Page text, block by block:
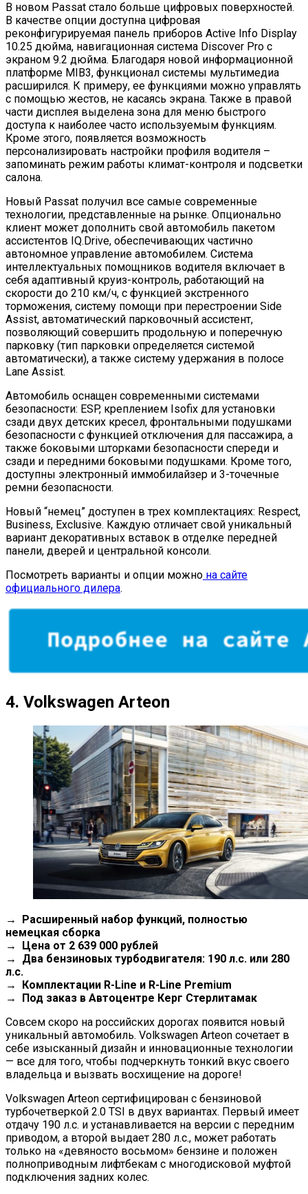
В новом Passat стало больше цифровых поверхностей.
В качестве опции доступна цифровая
реконфигурируемая панель приборов Active Info Display
10.25 дюйма, навигационная система Discover Pro с
экраном 9.2 дюйма. Благодаря новой информационной
платформе MIB3, функционал системы мультимедиа
расширился. К примеру, ее функциями можно управлять
с помощью жестов, не касаясь экрана. Также в правой
части дисплея выделена зона для меню быстрого
доступа к наиболее часто используемым функциям.
Кроме этого, появляется возможность
персонализировать настройки профиля водителя –
запоминать режим работы климат-контроля и подсветки
салона.
Новый Passat получил все самые современные
технологии, представленные на рынке. Опционально
клиент может дополнить свой автомобиль пакетом
ассистентов IQ.Drive, обеспечивающих частично
автономное управление автомобилем. Система
интеллектуальных помощников водителя включает в
себя адаптивный круиз-контроль, работающий на
скорости до 210 км/ч, с функцией экстренного
торможения, систему помощи при перестроении Side
Assist, автоматический парковочный ассистент,
позволяющий совершить продольную и поперечную
парковку (тип парковки определяется системой
автоматически), а также систему удержания в полосе
Lane Assist.
Автомобиль оснащен современными системами
безопасности: ESP, креплением Isofix для установки
сзади двух детских кресел, фронтальными подушками
безопасности с функцией отключения для пассажира, а
также боковыми шторками безопасности спереди и
сзади и передними боковыми подушками. Кроме того,
доступны электронный иммобилайзер и 3-точечные
ремни безопасности.
Новый “немец” доступен в трех комплектациях: Respect,
Business, Exclusive. Каждую отличает свой уникальный
вариант декоративных вставок в отделке передней
панели, дверей и центральной консоли.
Посмотреть варианты и опции можно на сайте
официального дилера.
4. Volkswagen Arteon
→ Расширенный набор функций, полностью
немецкая сборка
→ Цена от 2 639 000 рублей
→ Два бензиновых турбодвигателя: 190 л.с. или 280
л.с.
→ Комплектации R-Line и R-Line Premium
→ Под заказ в Автоцентре Керг Стерлитамак
Совсем скоро на российских дорогах появится новый
уникальный автомобиль. Volkswagen Arteon сочетает в
себе изысканный дизайн и инновационные технологии
— все для того, чтобы подчеркнуть тонкий вкус своего
владельца и вызвать восхищение на дороге!
Volkswagen Arteon сертифицирован с бензиновой
турбочетверкой 2.0 TSI в двух вариантах. Первый имеет
отдачу 190 л.с. и устанавливается на версии с передним
приводом, а второй выдает 280 л.с., может работать
только на «девяносто восьмом» бензине и положен
полноприводным лифтбекам с многодисковой муфтой
подключения задних колес.